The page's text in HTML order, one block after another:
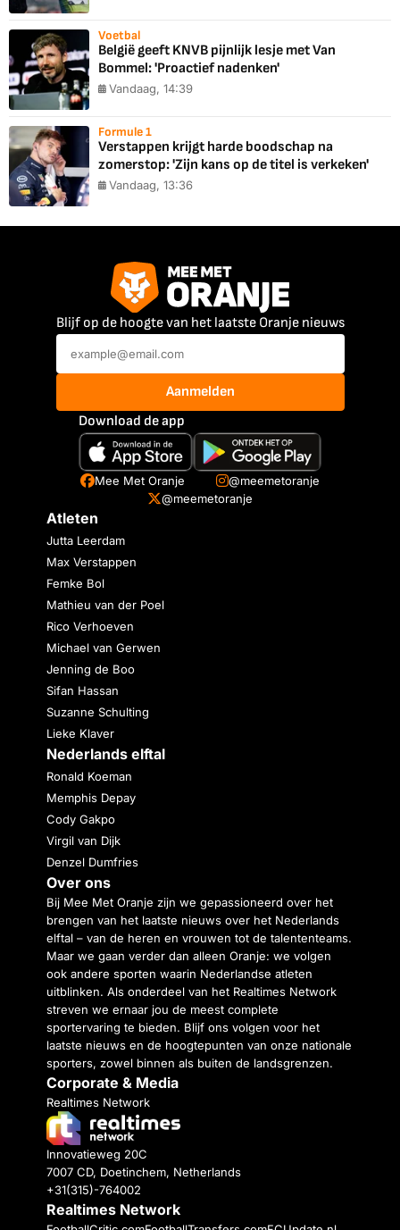
Voetbal
België geeft KNVB pijnlijk lesje met Van
Bommel: 'Proactief nadenken'
Vandaag, 14:39
Formule 1
Verstappen krijgt harde boodschap na
zomerstop: 'Zijn kans op de titel is verkeken'
Vandaag, 13:36
Blijf op de hoogte van het laatste Oranje nieuws
Aanmelden
Download de app
Mee Met Oranje
@meemetoranje
@meemetoranje
Atleten
Jutta Leerdam
Max Verstappen
Femke Bol
Mathieu van der Poel
Rico Verhoeven
Michael van Gerwen
Jenning de Boo
Sifan Hassan
Suzanne Schulting
Lieke Klaver
Nederlands elftal
Ronald Koeman
Memphis Depay
Cody Gakpo
Virgil van Dijk
Denzel Dumfries
Over ons
Bij Mee Met Oranje zijn we gepassioneerd over het
brengen van het laatste nieuws over het Nederlands
elftal – van de heren en vrouwen tot de talententeams.
Maar we gaan verder dan alleen Oranje: we volgen
ook andere sporten waarin Nederlandse atleten
uitblinken. Als onderdeel van het Realtimes Network
streven we ernaar jou de meest complete
sportervaring te bieden. Blijf ons volgen voor het
laatste nieuws en de hoogtepunten van onze nationale
sporters, zowel binnen als buiten de landsgrenzen.
Corporate & Media
Realtimes Network
Innovatieweg 20C
7007 CD, Doetinchem, Netherlands
+31(315)-764002
Realtimes Network